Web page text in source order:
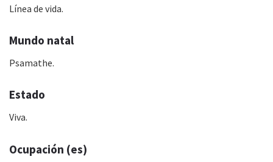
Línea de vida.
Mundo natal
Psamathe.
Estado
Viva.
Ocupación (es)